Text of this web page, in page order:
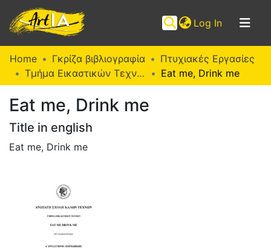
Log In (current)
Communities
Collections
Browse ArtIA
Statistics
Home Γκρίζα βιβλιογραφία
Πτυχιακές Εργασίες
Τμήμα Εικαστικών Τεχνών (Π. Ε.)
Eat me, Drink me
Eat me, Drink me
Title in english
Eat me, Drink me